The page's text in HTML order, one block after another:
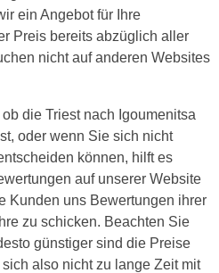
ein Angebot für Ihre
Preis bereits abzüglich aller
nicht auf anderen Websites
die Triest nach Igoumenitsa
oder wenn Sie sich nicht
können, hilft es
auf unserer Website
Kunden uns Bewertungen ihrer
zu schicken. Beachten Sie
günstiger sind die Preise
also nicht zu lange Zeit mit